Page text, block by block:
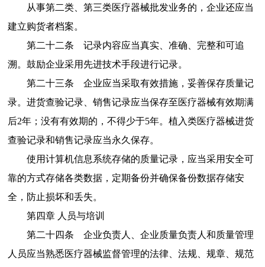
从事第二类、第三类医疗器械批发业务的，企业还应当
建立购货者档案。
第二十二条 记录内容应当真实、准确、完整和可追
溯。鼓励企业采用先进技术手段进行记录。
第二十三条 企业应当采取有效措施，妥善保存质量记
录。进货查验记录、销售记录应当保存至医疗器械有效期满
后2年；没有有效期的，不得少于5年。植入类医疗器械进货
查验记录和销售记录应当永久保存。
使用计算机信息系统存储的质量记录，应当采用安全可
靠的方式存储各类数据，定期备份并确保备份数据存储安
全，防止损坏和丢失。
第四章 人员与培训
第二十四条 企业负责人、企业质量负责人和质量管理
人员应当熟悉医疗器械监督管理的法律、法规、规章、规范